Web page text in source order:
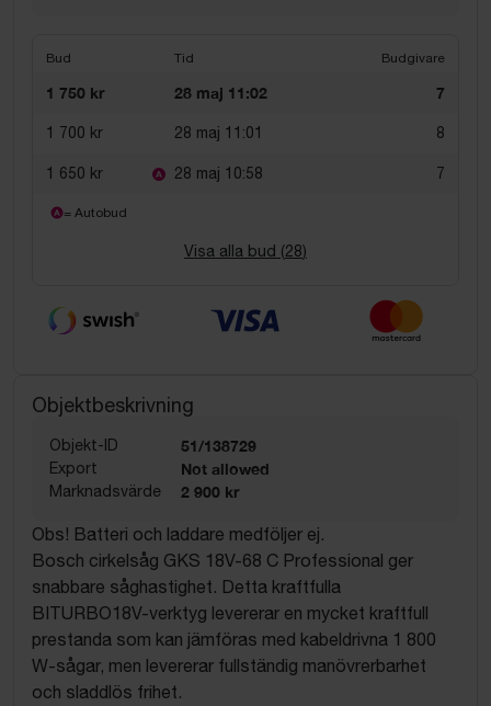
Bud Tid Budgivare
1 750 kr 28 maj 11:02 7
1 700 kr 28 maj 11:01 8
1 650 kr 28 maj 10:58 7
= Autobud
Visa alla bud (28)
Objektbeskrivning
Objekt-ID 51/138729
Export Not allowed
Marknadsvärde 2 900 kr
Obs! Batteri och laddare medföljer ej.
Bosch cirkelsåg GKS 18V-68 C Professional ger
snabbare såghastighet. Detta kraftfulla
BITURBO18V-verktyg levererar en mycket kraftfull
prestanda som kan jämföras med kabeldrivna 1 800
W-sågar, men levererar fullständig manövrerbarhet
och sladdlös frihet.